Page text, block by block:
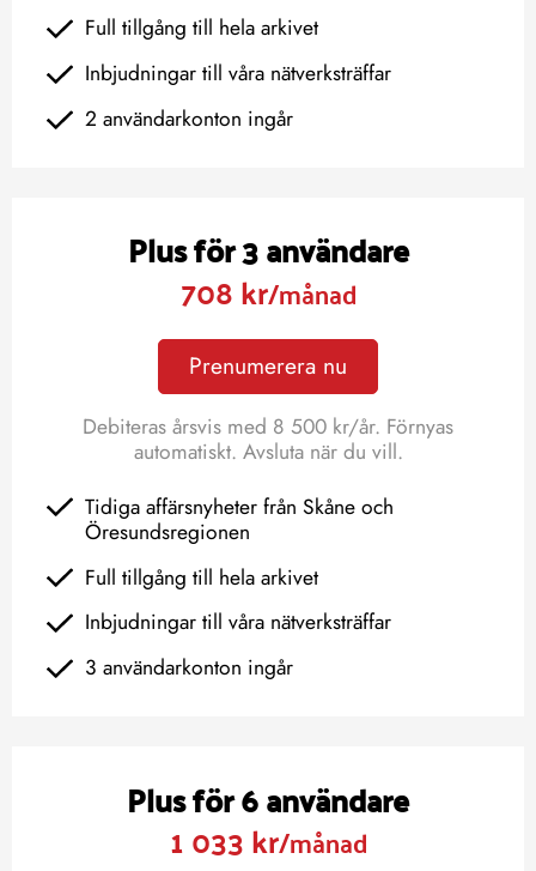
Full tillgång till hela arkivet
Inbjudningar till våra nätverksträffar
2 användarkonton ingår
Plus för 3 användare
708 kr/månad
Prenumerera nu
Debiteras årsvis med 8 500 kr/år. Förnyas
automatiskt. Avsluta när du vill.
Tidiga affärsnyheter från Skåne och
Öresundsregionen
Full tillgång till hela arkivet
Inbjudningar till våra nätverksträffar
3 användarkonton ingår
Plus för 6 användare
1 033 kr/månad